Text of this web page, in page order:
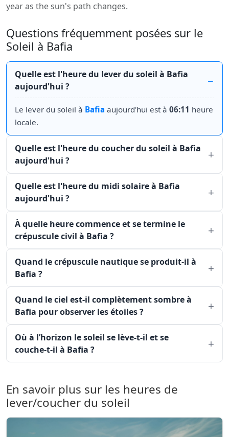
year as the sun's path changes.
Questions fréquemment posées sur le
Soleil à Bafia
Quelle est l'heure du lever du soleil à Bafia
aujourd'hui ?
Le lever du soleil à Bafia aujourd'hui est à 06:11 heure
locale.
Quelle est l'heure du coucher du soleil à Bafia
aujourd'hui ?
Quelle est l'heure du midi solaire à Bafia
aujourd'hui ?
À quelle heure commence et se termine le
crépuscule civil à Bafia ?
Quand le crépuscule nautique se produit-il à
Bafia ?
Quand le ciel est-il complètement sombre à
Bafia pour observer les étoiles ?
Où à l’horizon le soleil se lève-t-il et se
couche-t-il à Bafia ?
En savoir plus sur les heures de
lever/coucher du soleil